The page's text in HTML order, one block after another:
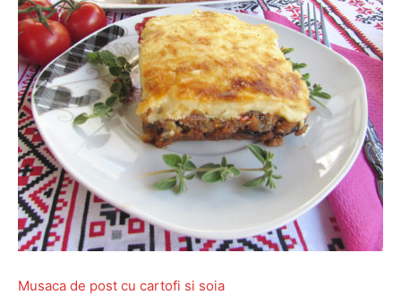
Musaca de post cu cartofi si soia